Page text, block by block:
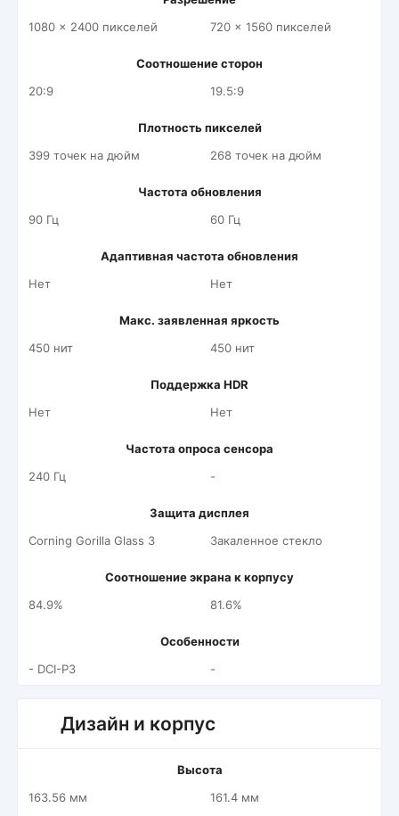
1080 x 2400 пикселей
720 x 1560 пикселей
Соотношение сторон
20:9
19.5:9
Плотность пикселей
399 точек на дюйм
268 точек на дюйм
Частота обновления
90 Гц
60 Гц
Адаптивная частота обновления
Нет
Нет
Макс. заявленная яркость
450 нит
450 нит
Поддержка HDR
Нет
Нет
Частота опроса сенсора
240 Гц
-
Защита дисплея
Corning Gorilla Glass 3
Закаленное стекло
Соотношение экрана к корпусу
84.9%
81.6%
Особенности
- DCI-P3
-
Дизайн и корпус
Высота
163.56 мм
161.4 мм